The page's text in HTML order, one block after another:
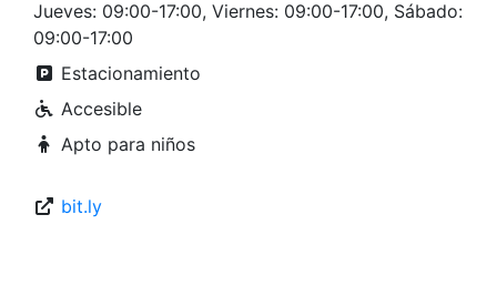
Jueves: 09:00-17:00, Viernes: 09:00-17:00, Sábado:
09:00-17:00
Estacionamiento
Accesible
Apto para niños
bit.ly